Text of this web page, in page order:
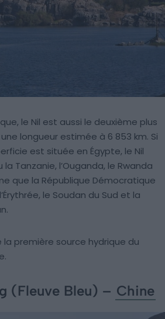
le Nil est aussi le deuxième plus
longueur estimée à 6 853 km. Si
est située en Égypte, le Nil
Tanzanie, l’Ouganda, le Rwanda
que la République Démocratique
le Soudan du Sud et la
la première source hydrique du
(Fleuve Bleu) – Chine